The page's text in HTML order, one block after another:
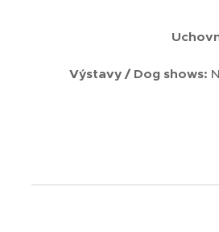
Výstavy / Dog shows: